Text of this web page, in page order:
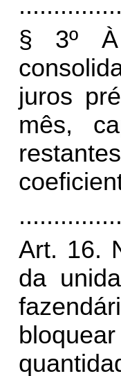
§ 3º À
juros
mês,
Art. 16.
da